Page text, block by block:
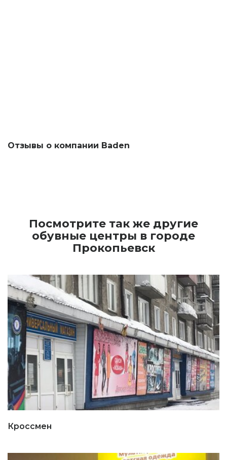
Отзывы о компании Baden
Посмотрите так же другие
обувные центры в городе
Прокопьевск
Кроссмен